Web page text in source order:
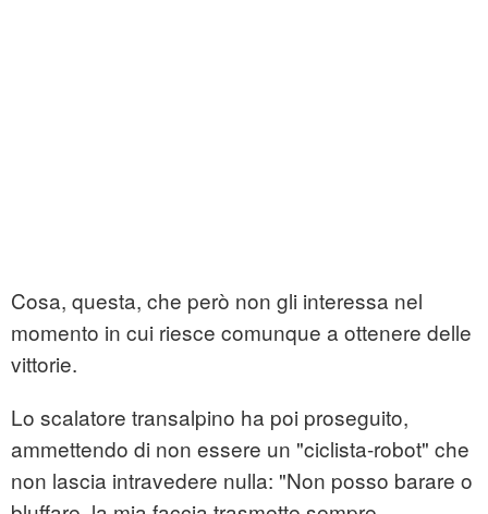
Cosa, questa, che però non gli interessa nel
momento in cui riesce comunque a ottenere delle
vittorie.
Lo scalatore transalpino ha poi proseguito,
ammettendo di non essere un "ciclista-robot" che
non lascia intravedere nulla: "Non posso barare o